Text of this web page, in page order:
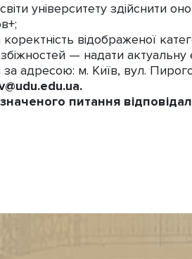
університету здійснити
відображеної
— надати
за адресою: м. Київ, вул.
udu.edu.ua.
питання